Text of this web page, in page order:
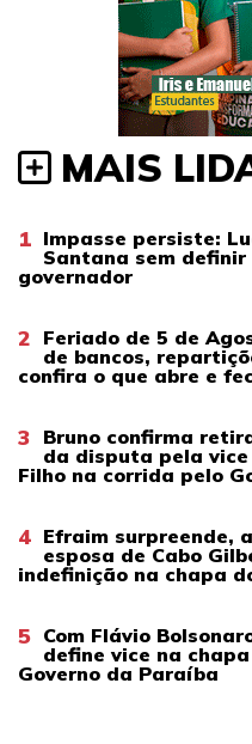
MAIS
1 Impasse persiste:
Santana sem
governador
2 Feriado de 5 de
de bancos,
confira o que abre e
3 Bruno confirma
da disputa pela
Filho na corrida pelo
4 Efraim surpreende,
esposa de Cabo
indefinição na chapa
5 Com Flávio
define vice na
Governo da Paraíba